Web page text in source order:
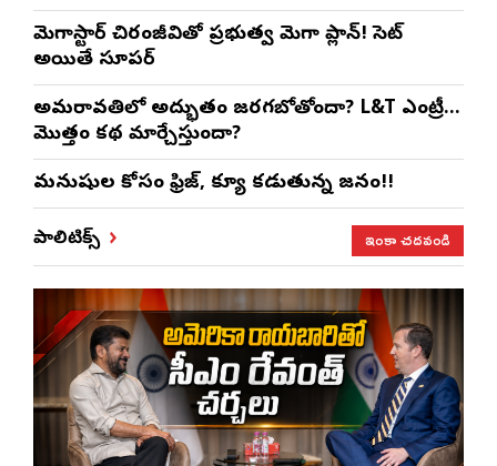
మెగాస్టార్ చిరంజీవితో ప్రభుత్వ మెగా ప్లాన్! సెట్
అయితే సూపర్
అమరావతిలో అద్భుతం జరగబోతోందా? L&T ఎంట్రీ…
మొత్తం కథ మార్చేస్తుందా?
మనుషుల కోసం ఫ్రిజ్, క్యూ కడుతున్న జనం!!
పాలిటిక్స్ ఇంకా చదవండి